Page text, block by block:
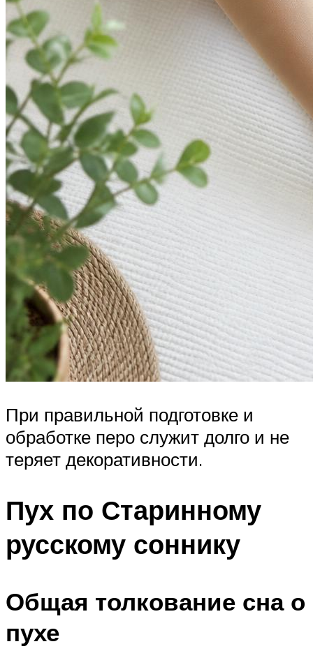
При правильной подготовке и
обработке перо служит долго и не
теряет декоративности.
Пух по Старинному
русскому соннику
Общая толкование сна о
пухе